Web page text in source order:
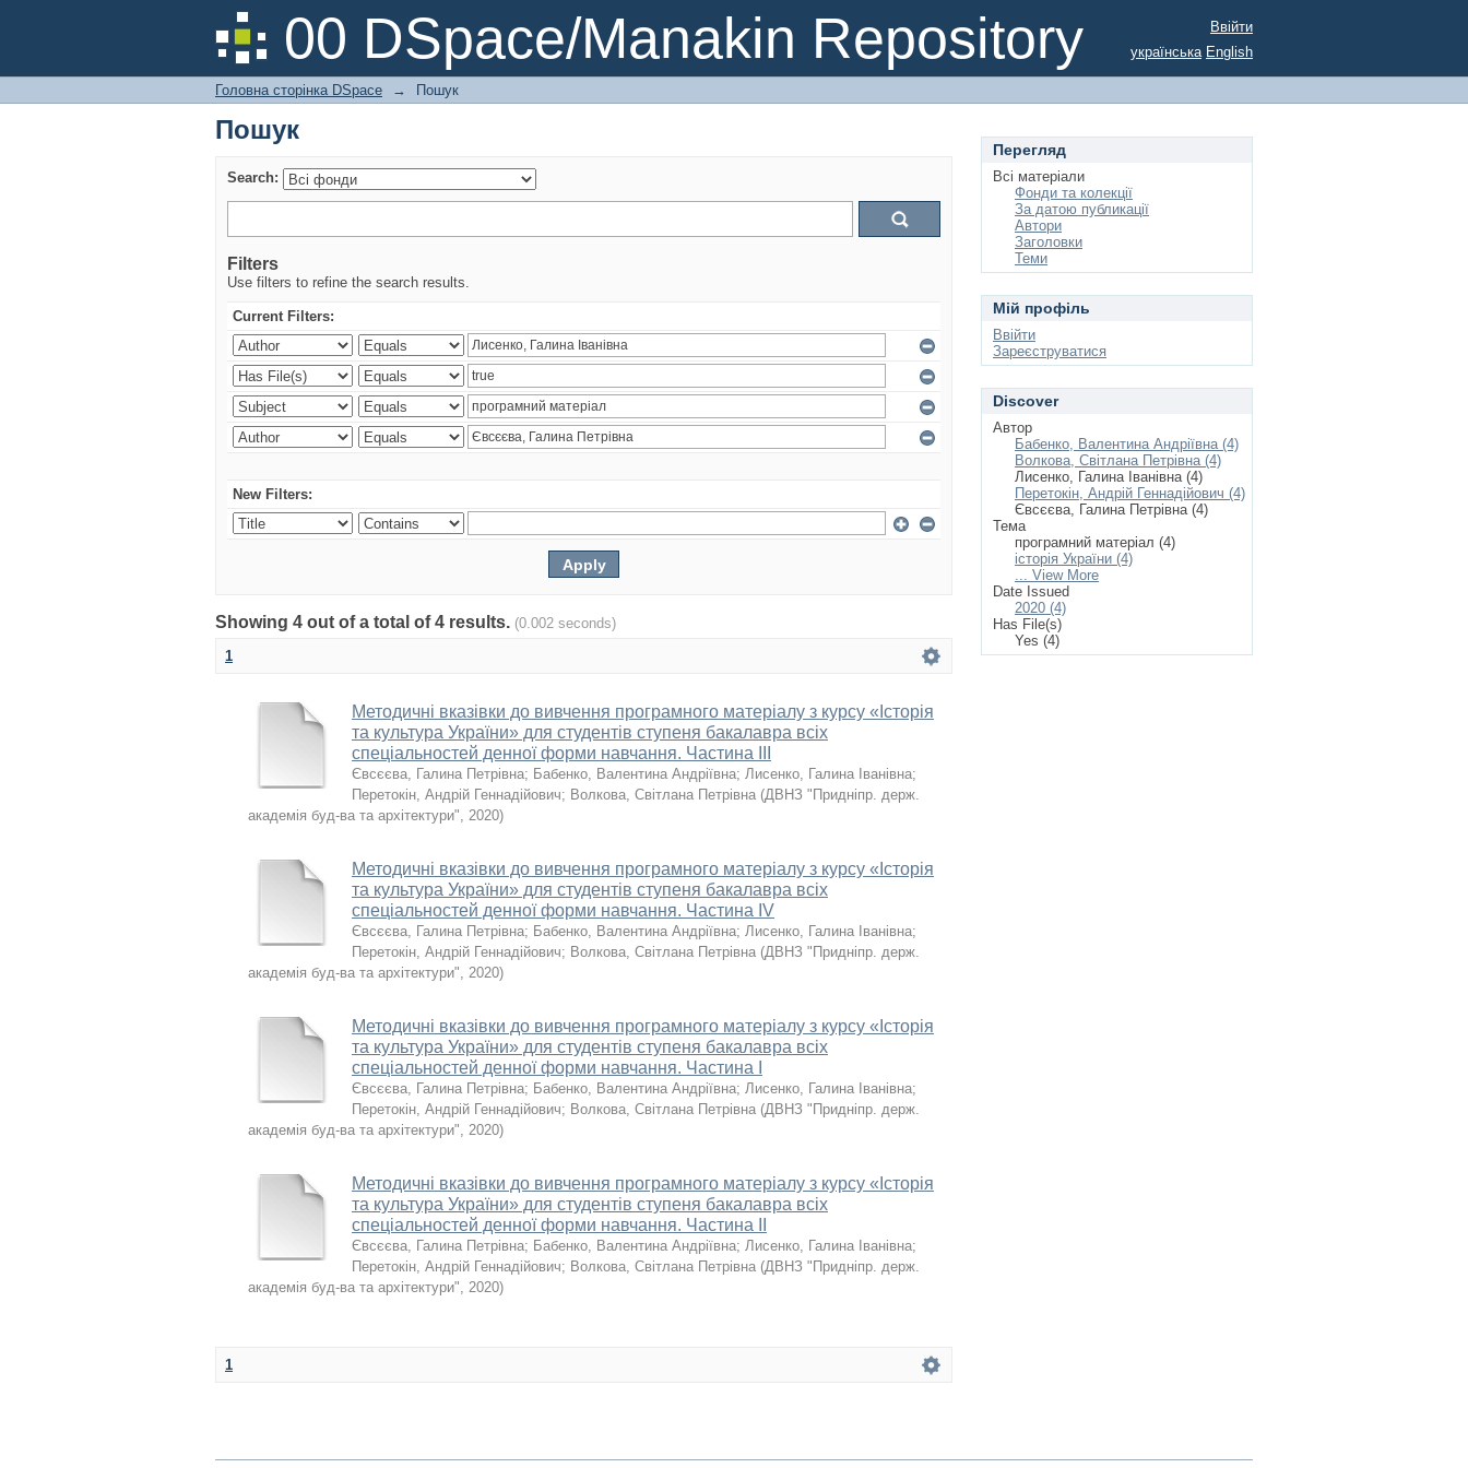
00 DSpace/Manakin Repository
Пошук
Ввійти
українська English
Головна сторінка DSpace → Пошук
Пошук
Search:
Filters
Use filters to refine the search results.
Current Filters:
New Filters:
Showing 4 out of a total of 4 results. (0.002 seconds)
1
Методичні вказівки до вивчення програмного матеріалу з курсу «Історія
та культура України» для студентів ступеня бакалавра всіх
спеціальностей денної форми навчання. Частина ІІІ
Євсєєва, Галина Петрівна; Бабенко, Валентина Андріївна; Лисенко, Галина Іванівна;
Перетокін, Андрій Геннадійович; Волкова, Світлана Петрівна (ДВНЗ "Придніпр. держ.
академія буд-ва та архітектури", 2020)
Методичні вказівки до вивчення програмного матеріалу з курсу «Історія
та культура України» для студентів ступеня бакалавра всіх
спеціальностей денної форми навчання. Частина IV
Євсєєва, Галина Петрівна; Бабенко, Валентина Андріївна; Лисенко, Галина Іванівна;
Перетокін, Андрій Геннадійович; Волкова, Світлана Петрівна (ДВНЗ "Придніпр. держ.
академія буд-ва та архітектури", 2020)
Методичні вказівки до вивчення програмного матеріалу з курсу «Історія
та культура України» для студентів ступеня бакалавра всіх
спеціальностей денної форми навчання. Частина І
Євсєєва, Галина Петрівна; Бабенко, Валентина Андріївна; Лисенко, Галина Іванівна;
Перетокін, Андрій Геннадійович; Волкова, Світлана Петрівна (ДВНЗ "Придніпр. держ.
академія буд-ва та архітектури", 2020)
Методичні вказівки до вивчення програмного матеріалу з курсу «Історія
та культура України» для студентів ступеня бакалавра всіх
спеціальностей денної форми навчання. Частина ІІ
Євсєєва, Галина Петрівна; Бабенко, Валентина Андріївна; Лисенко, Галина Іванівна;
Перетокін, Андрій Геннадійович; Волкова, Світлана Петрівна (ДВНЗ "Придніпр. держ.
академія буд-ва та архітектури", 2020)
1
Перегляд
Всі матеріали
Фонди та колекції
За датою публикації
Автори
Заголовки
Теми
Мій профіль
Ввійти
Зареєструватися
Discover
Автор
Бабенко, Валентина Андріївна (4)
Волкова, Світлана Петрівна (4)
Лисенко, Галина Іванівна (4)
Перетокін, Андрій Геннадійович (4)
Євсєєва, Галина Петрівна (4)
Тема
програмний матеріал (4)
історія України (4)
... View More
Date Issued
2020 (4)
Has File(s)
Yes (4)